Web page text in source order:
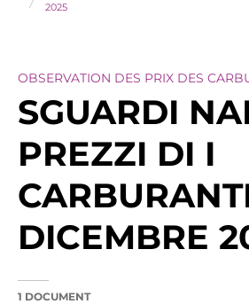
2025
OBSERVATION DES PRIX DES
SGUARDI
PREZZI DI I
DICEMBRE
1 DOCUMENT